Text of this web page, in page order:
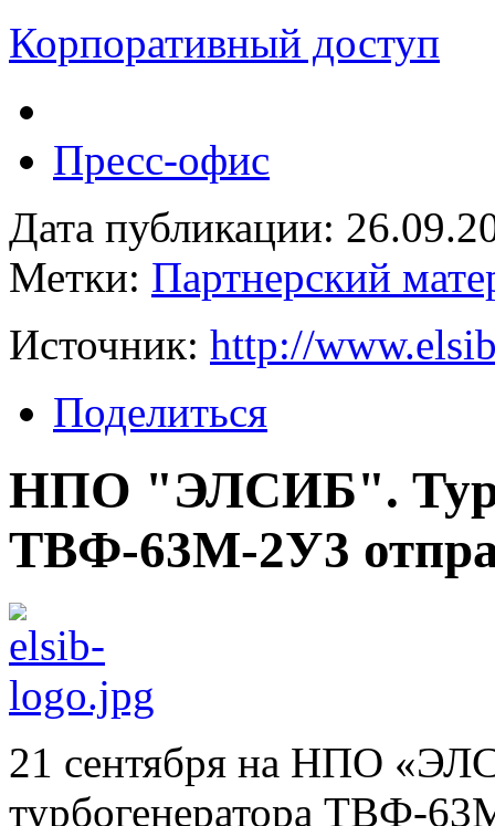
Корпоративный доступ
Пресс-офис
Дата публикации:
Метки: Партнерский
Источник: http://
Поделиться
НПО "ЭЛСИБ".
ТВФ-63М-2У3
21 сентября на НПО
турбогенератора ТВФ-